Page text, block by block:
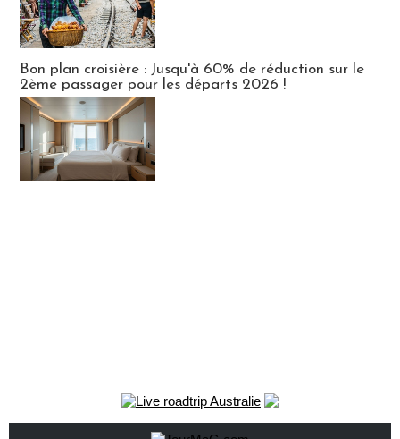
Bon plan croisière : Jusqu'à 60% de réduction sur le
2ème passager pour les départs 2026 !